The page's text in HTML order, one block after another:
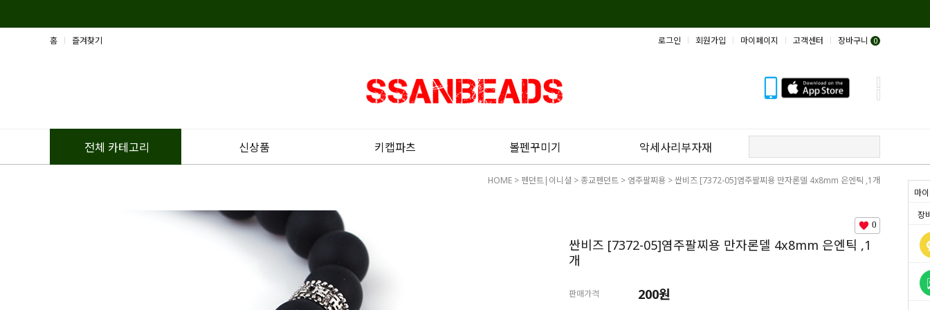
마
장
홈 즐겨찾기 로그인 회원가입 마이페이지 고객센터 장바구니 0
전체 카테고리 신상품 키캡파츠 볼펜꾸미기 악세사리부자재
HOME > 펜던트|이니셜 >종교펜던트 > 염주팔찌용 > 싼비즈 [7372-05]염주팔찌용 만자론델 4x8mm 은엔틱 ,1개
0
싼비즈 [7372-05]염주팔찌용 만자론델 4x8mm 은엔틱 ,1
개
판매가격 200원